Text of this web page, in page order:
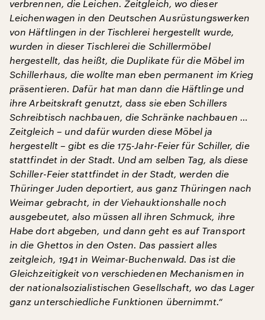
verbrennen, die Leichen. Zeitgleich, wo dieser
Leichenwagen in den Deutschen Ausrüstungswerken
von Häftlingen in der Tischlerei hergestellt wurde,
wurden in dieser Tischlerei die Schillermöbel
hergestellt, das heißt, die Duplikate für die Möbel im
Schillerhaus, die wollte man eben permanent im Krieg
präsentieren. Dafür hat man dann die Häftlinge und
ihre Arbeitskraft genutzt, dass sie eben Schillers
Schreibtisch nachbauen, die Schränke nachbauen …
Zeitgleich – und dafür wurden diese Möbel ja
hergestellt – gibt es die 175-Jahr-Feier für Schiller, die
stattfindet in der Stadt. Und am selben Tag, als diese
Schiller-Feier stattfindet in der Stadt, werden die
Thüringer Juden deportiert, aus ganz Thüringen nach
Weimar gebracht, in der Viehauktionshalle noch
ausgebeutet, also müssen all ihren Schmuck, ihre
Habe dort abgeben, und dann geht es auf Transport
in die Ghettos in den Osten. Das passiert alles
zeitgleich, 1941 in Weimar-Buchenwald. Das ist die
Gleichzeitigkeit von verschiedenen Mechanismen in
der nationalsozialistischen Gesellschaft, wo das Lager
ganz unterschiedliche Funktionen übernimmt.“